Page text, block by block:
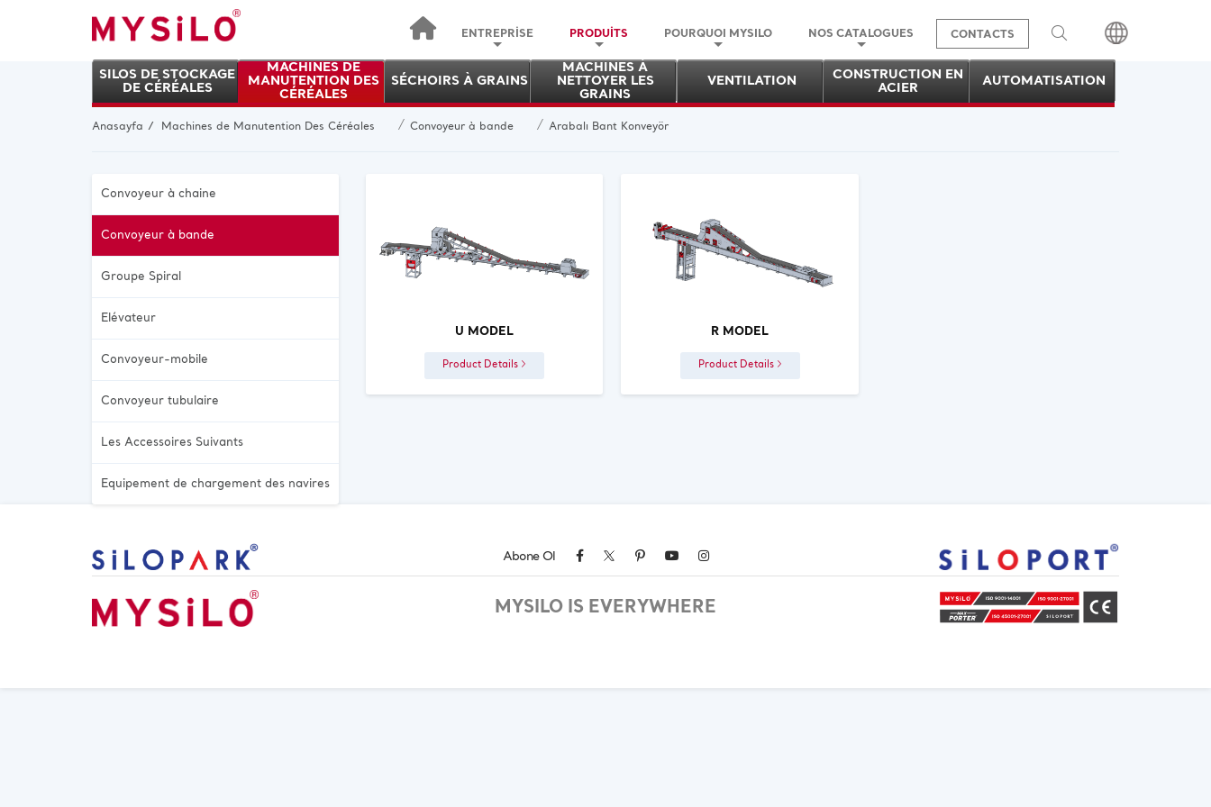
ENTREPRİSE PRODUİTS POURQUOI MYSILO NOS CATALOGUES CONTACTS
SILOS DE STOCKAGE
DE CÉRÉALES
MACHINES DE
MANUTENTION DES
CÉRÉALES
SÉCHOIRS À GRAINS
MACHINES À
NETTOYER LES
GRAINS
VENTILATION
CONSTRUCTION EN
ACIER
AUTOMATISATION
Anasayfa Machines de Manutention Des Céréales / Convoyeur à bande / Arabalı Bant Konveyör
Convoyeur à chaine
Convoyeur à bande
Groupe Spiral
Elévateur
Convoyeur-mobile
Convoyeur tubulaire
Les Accessoires Suivants
Equipement de chargement des navires
U MODEL
Product Details
R MODEL
Product Details
Abone Ol
MYSILO IS EVERYWHERE